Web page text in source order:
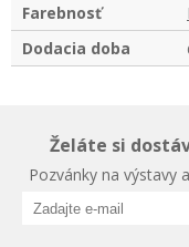
Farebnosť
Dodacia doba
Želáte si
Pozvánky na výstavy